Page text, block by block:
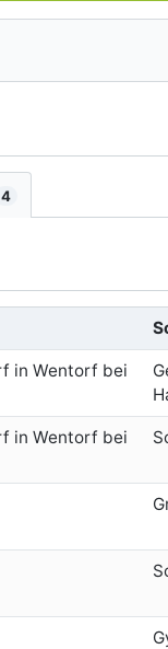
4
in Wentorf bei
in Wentorf bei